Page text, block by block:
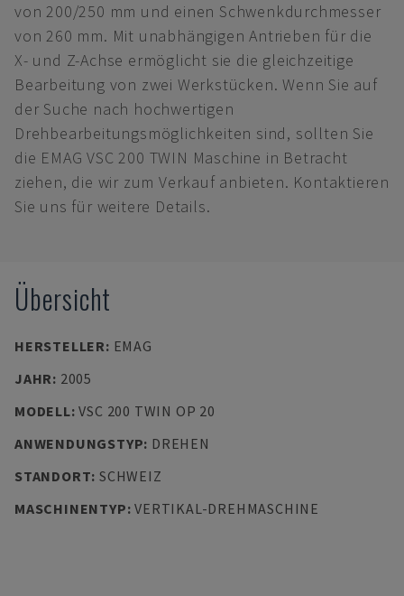
von 200/250 mm und einen Schwenkdurchmesser
von 260 mm. Mit unabhängigen Antrieben für die
X- und Z-Achse ermöglicht sie die gleichzeitige
Bearbeitung von zwei Werkstücken. Wenn Sie auf
der Suche nach hochwertigen
Drehbearbeitungsmöglichkeiten sind, sollten Sie
die EMAG VSC 200 TWIN Maschine in Betracht
ziehen, die wir zum Verkauf anbieten. Kontaktieren
Sie uns für weitere Details.
Übersicht
HERSTELLER: EMAG
JAHR: 2005
MODELL:VSC 200 TWIN OP 20
ANWENDUNGSTYP: DREHEN
STANDORT: SCHWEIZ
MASCHINENTYP:VERTIKAL-DREHMASCHINE